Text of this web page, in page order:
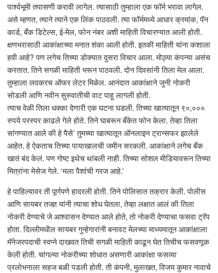
पार्श्वभूमी तपासणी करावी लागेल. त्यासाठी तुम्हाला एक फॉर्म भरावा लागेल.
असे म्हणत, त्याने त्याने एक लिंक पाठवली. त्या फॉर्ममध्ये आधार क्रमांक, पॅन
कार्ड, बँक डिटेल्स, ई-मेल, फोन नंबर अशी माहिती विचारण्यात आली होती.
क्षणभरासाठी आकांक्षाच्या मनात शंका आली होती. इतकी माहिती यांना कशाला
हवी आहे? पण लगेच तिच्या डोक्यात दुसरा विचार आला. मोठ्या कंपन्या असंच
करतात. तिने सगळी माहिती भरून पाठवली. दोन दिवसांनी तिला मेल आला.
तुम्हाला लवकरच ऑफर लेटर मिळेल. आनंदात आकांक्षाने जुनी नोकरी
सोडली आणि नवीन सुरुवातीची वाट पाहू लागली होती.
त्याच वेळी तिला धक्का देणारी एक घटना घडली. तिच्या खात्यातून ९०,०००
रुपये परस्पर काढले गेले होते. तिने घाबरून बँकेत फोन केला. तेव्हा तिला
सांगण्यात आले की हे पैसे’ तुमच्या खात्यातून ऑनलाइन ट्रान्सफर झालेले
आहेत. हे ऐकताच तिच्या पायाखालची जमीन सरकली. आकांक्षाने लगेच बँक
खातं बंद केलं. पण गोष्ट इथेच थांबली नाही. तिच्या सोशल मीडियावरून तिच्या
मित्रांना मेसेज गेले. ‘मला पैशांची गरज आहे.’
हे पाहिल्यावर ती पूर्णपणे हादरली होती. तिने पोलिसात तक्रार केली. पोलीस
आणि सायबर तज्ज्ञ यांनी त्याचा शोध घेतला, तेव्हा लक्षात आलं की तिला
नोकरी देण्याचे जे आश्वासन देण्यात आले होते, तो नोकरी देण्याचा फसवा ट्रॅप
होता. दिल्लीमधील सायबर गुन्हेगारांनी बनावट मेलच्या माध्यमातून आकांक्षाला
मॅनेजरपदाची स्वप्ने दाखवत तिची सगळी माहिती काढून घेत तिचीच फसवणूक
केली होती. चांगल्या नोकरीच्या शोधात असणारी आकांक्षा फसव्या
प्रलोभनाला सहज बळी पडली होती. ती कंपनी, मुलाखत, विजय कुमार नावाचे